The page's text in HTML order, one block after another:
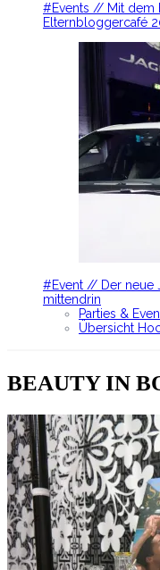
#Events // Mit dem
Elternbloggercafé
#Event // Der neue
mittendrin
Parties &
Übersicht
BEAUTY IN